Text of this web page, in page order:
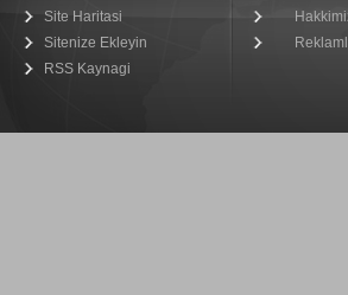
Site Haritasi
Sitenize Ekleyin
RSS Kaynagi